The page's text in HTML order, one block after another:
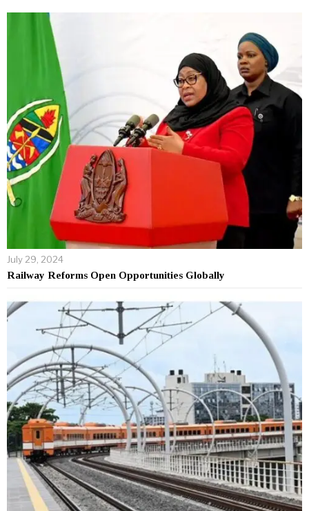
July 29, 2024
Railway Reforms Open Opportunities Globally